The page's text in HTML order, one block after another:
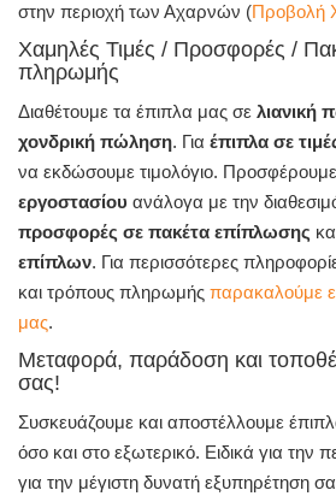
στην περιοχή των Αχαρνών (Προβολή
Χαμηλές Τιμές / Προσφορές /
πληρωμής
Διαθέτουμε τα έπιπλα μας σε λιανική
χονδρική πώληση. Για έπιπλα σε
να εκδώσουμε τιμολόγιο. Προσφέρουμε
εργοστασίου ανάλογα με την
προσφορές σε πακέτα επίπλωσης
επίπλων. Για περισσότερες
και τρόπους πληρωμής παρακαλούμε
μας.
Μεταφορά, παράδοση και
σας!
Συσκευάζουμε και αποστέλλουμε
όσο και στο εξωτερικό. Ειδικά για την
για την μέγιστη δυνατή εξυπηρέτηση